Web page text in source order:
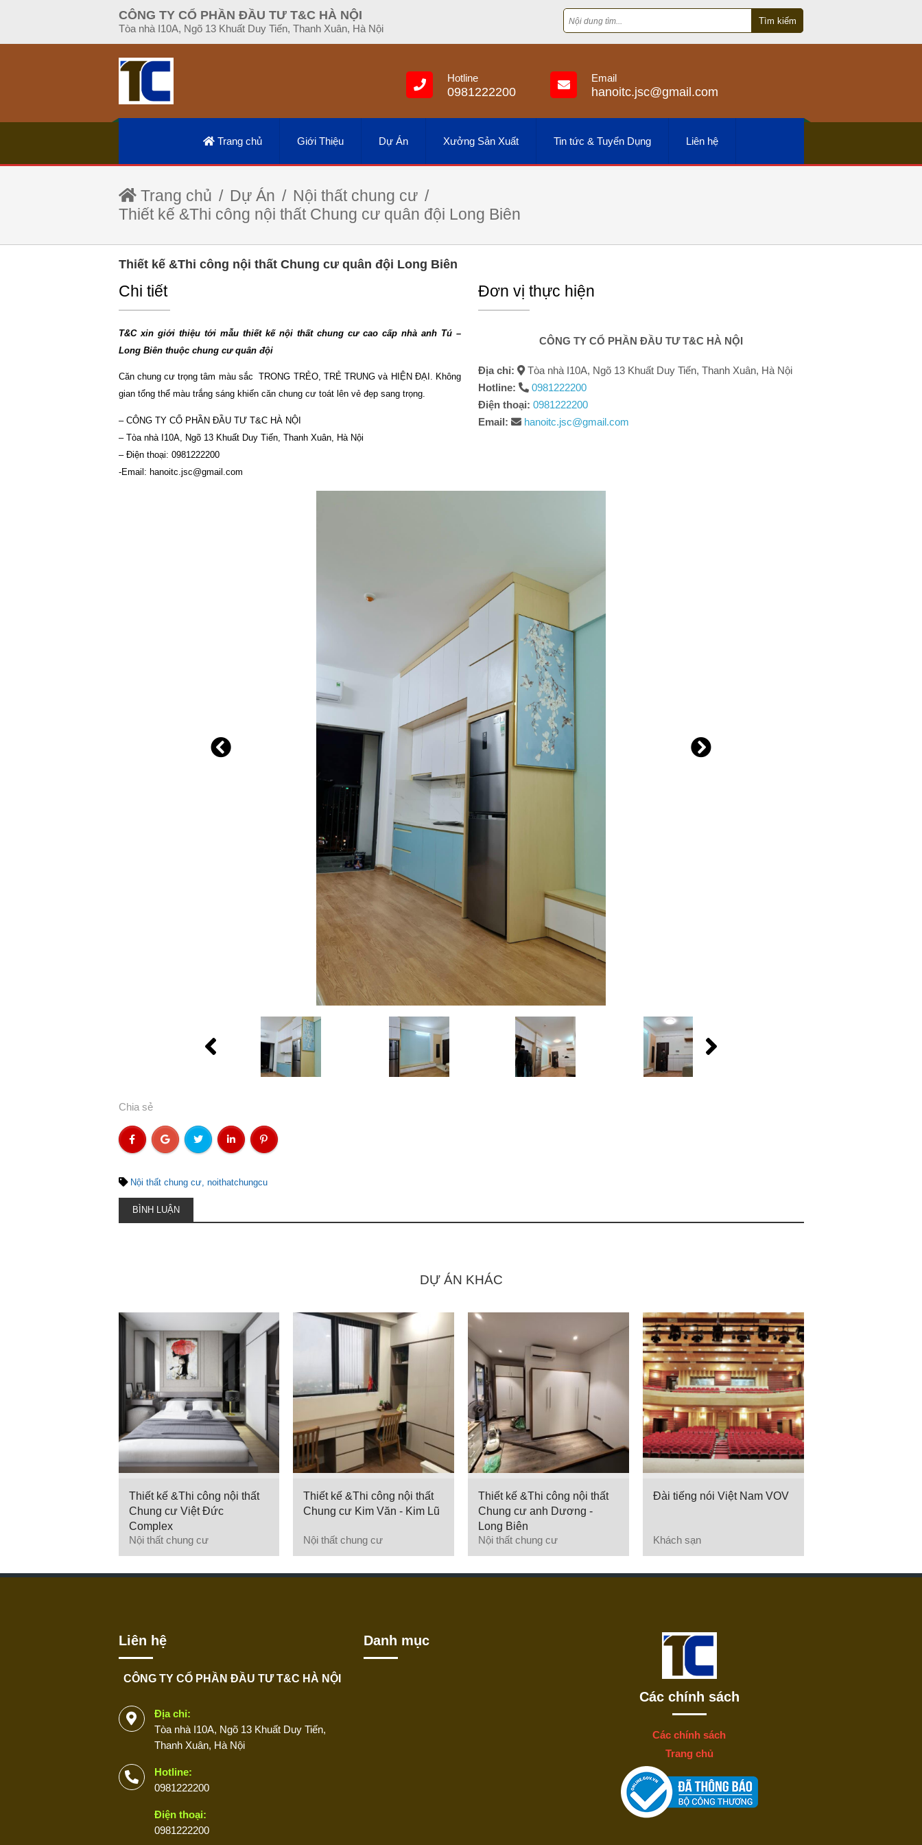
CÔNG TY CỔ PHẦN ĐẦU TƯ T&C HÀ NỘI
Tòa nhà I10A, Ngõ 13 Khuất Duy Tiến, Thanh Xuân, Hà Nội
Tìm kiếm
Hotline
0981222200
Email
hanoitc.jsc@gmail.com
Trang chủ Giới Thiệu Dự Án Xưởng Sản Xuất Tin tức & Tuyển Dụng Liên hệ
Trang chủ Dự Án
Nội thất chung cư
Thiết kế &Thi công nội thất Chung cư quân đội Long Biên
Thiết kế &Thi công nội thất Chung cư quân đội Long Biên
Chi tiết
T&C xin giới thiệu tới mẫu thiết kế nội thất chung cư cao cấp nhà anh Tú –
Long Biên thuộc chung cư quân đội
Căn chung cư trọng tâm màu sắc TRONG TRẺO, TRẺ TRUNG và HIỆN ĐẠI. Không
gian tổng thể màu trắng sáng khiến căn chung cư toát lên vẻ đẹp sang trọng.
– CÔNG TY CỔ PHẦN ĐẦU TƯ T&C HÀ NỘI
– Tòa nhà I10A, Ngõ 13 Khuất Duy Tiến, Thanh Xuân, Hà Nội
– Điện thoại: 0981222200
-Email: hanoitc.jsc@gmail.com
Đơn vị thực hiện
CÔNG TY CỔ PHẦN ĐẦU TƯ T&C HÀ NỘI
Địa chỉ:
Tòa nhà I10A, Ngõ 13 Khuất Duy Tiến, Thanh Xuân, Hà Nội
Hotline:
0981222200
Điện thoại: 0981222200
Email:
hanoitc.jsc@gmail.com
Chia sẻ
Nội thất chung cư noithatchungcu
BÌNH LUẬN
DỰ ÁN KHÁC
Thiết kế &Thi công nội thất
Chung cư Việt Đức
Complex
Nội thất chung cư
Thiết kế &Thi công nội thất
Chung cư Kim Văn - Kim Lũ
Nội thất chung cư
Thiết kế &Thi công nội thất
Chung cư anh Dương -
Long Biên
Nội thất chung cư
Đài tiếng nói Việt Nam VOV
Khách sạn
Liên hệ
CÔNG TY CỔ PHẦN ĐẦU TƯ T&C HÀ NỘI
Địa chỉ:
Tòa nhà I10A, Ngõ 13 Khuất Duy Tiến,
Thanh Xuân, Hà Nội
Hotline:
0981222200
Điện thoại:
0981222200
Danh mục
Các chính sách
Các chính sách
Trang chủ